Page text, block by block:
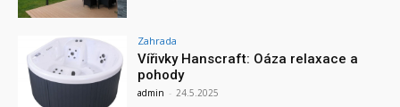
Zahrada
Vířivky Hanscraft: Oáza relaxace a
pohody
admin - 24.5.2025